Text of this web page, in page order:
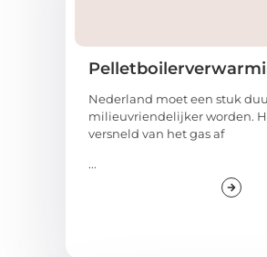
Nederland moet een stuk
milieuvriendelijker worden.
versneld van het gas af
...